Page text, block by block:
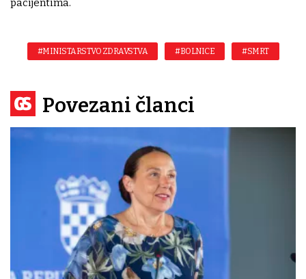
pacijentima.
#MINISTARSTVO ZDRAVSTVA #BOLNICE #SMRT
Povezani članci